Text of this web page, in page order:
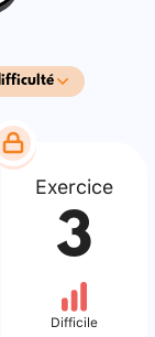
Exercice
3
Difficile